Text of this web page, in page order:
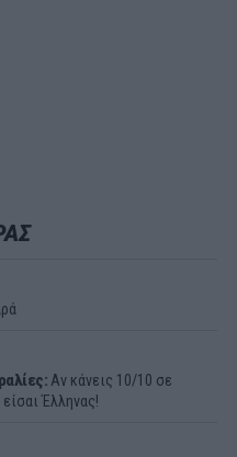
Αν κάνεις 10/10 σε
Έλληνας!